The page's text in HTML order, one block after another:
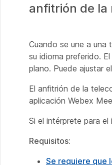
anfitrión de la
Cuando se une a una
su idioma preferido.
plano. Puede ajustar
El anfitrión de la
aplicación Webex
Si el intérprete para
Requisitos:
Se requiere que